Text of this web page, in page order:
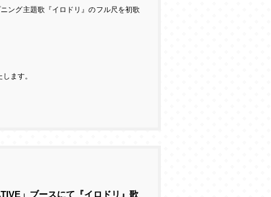
ング主題歌『イロドリ』のフル尺を初歌
ます。
」ブースにて『イロドリ』歌